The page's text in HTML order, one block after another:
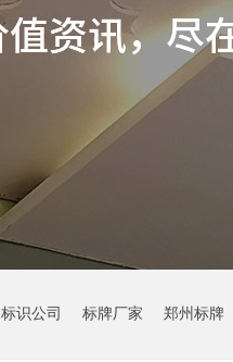
标识公司 标牌厂家 郑州标牌